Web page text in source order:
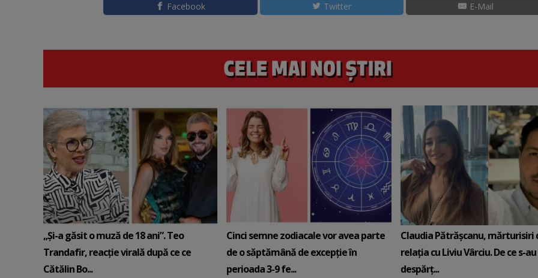
Facebook Twitter E-Mail
„Și-a găsit o muză de 18 ani”. Teo
Trandafir, reacție virală după ce ce
Cătălin Bo...
Cinci semne zodiacale vor avea parte
de o săptămână de excepție în
perioada 3-9 fe...
Claudia Pătrășcanu, mărturisiri
relația cu Liviu Vârciu. De ce s-au
despărț...